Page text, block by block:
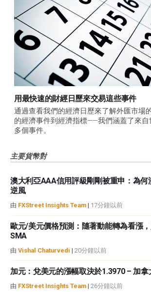
用最快速的財經日歷來交易這些事件
通過查看我們的經濟日歷來了解外匯市場
的經濟事件到經濟指標——我們涵蓋了來自
多個事件。
主要貨幣對
澳大利亞AAA信用評級剛剛被重申：為何
逆風
由 FXStreet Insights Team | 17分鐘以前
歐元/美元價格預測：隨著動能轉為看漲
SMA
由 Vishal Chaturvedi | 20分鐘以前
加元：兌美元的漲幅取決於1.3970 – 加拿
由 FXStreet Insights Team | 26分鐘以前